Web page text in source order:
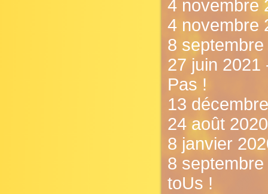
4 novembre
4 novembre
8
27 juin 2021
Pas !
13
24 août
8 janvier
8
toUs !